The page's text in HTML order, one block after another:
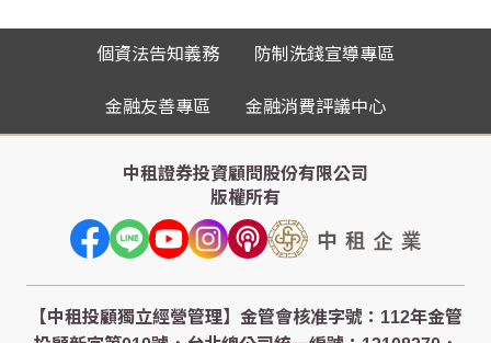
個資法告知義務 防制洗錢宣導專區
金融友善專區 金融消費評議中心
中租證券投資顧問股份有限公司
版權所有